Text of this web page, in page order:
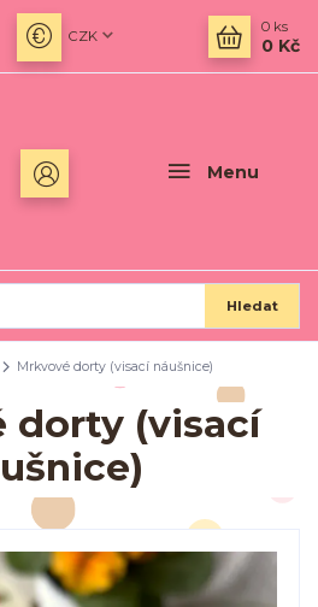
Menu
CZK
Hledat
0 ks
0 Kč
Mrkvové dorty (visací náušnice)
dorty (visací